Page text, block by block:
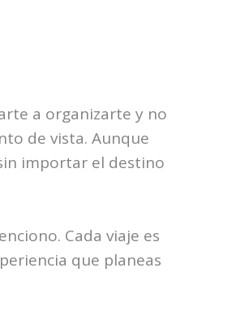
a organizarte y no
de vista. Aunque
importar el destino
Cada viaje es
que planeas